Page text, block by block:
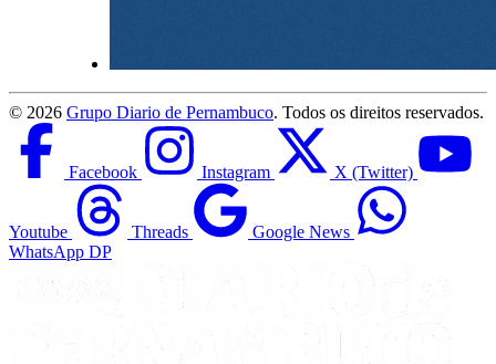
© 2026 Grupo Diario de Pernambuco. Todos os direitos reservados.
Facebook Instagram X (Twitter)
Youtube Threads
Google News
WhatsApp DP